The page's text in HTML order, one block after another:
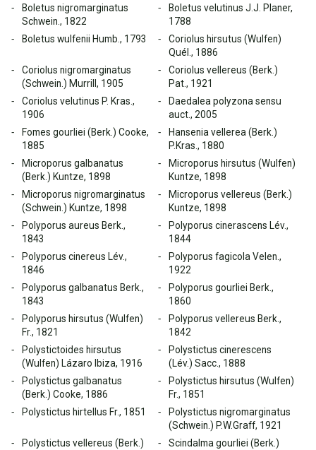
Boletus nigromarginatus
Schwein., 1822
Boletus velutinus J.J. Planer,
1788
Boletus wulfenii Humb., 1793
Coriolus hirsutus (Wulfen)
Quél., 1886
Coriolus nigromarginatus
(Schwein.) Murrill, 1905
Coriolus vellereus (Berk.)
Pat., 1921
Coriolus velutinus P. Kras.,
1906
Daedalea polyzona sensu
auct., 2005
Fomes gourliei (Berk.) Cooke,
1885
Hansenia vellerea (Berk.)
P.Kras., 1880
Microporus galbanatus
(Berk.) Kuntze, 1898
Microporus hirsutus (Wulfen)
Kuntze, 1898
Microporus nigromarginatus
(Schwein.) Kuntze, 1898
Microporus vellereus (Berk.)
Kuntze, 1898
Polyporus aureus Berk.,
1843
Polyporus cinerascens Lév.,
1844
Polyporus cinereus Lév.,
1846
Polyporus fagicola Velen.,
1922
Polyporus galbanatus Berk.,
1843
Polyporus gourliei Berk.,
1860
Polyporus hirsutus (Wulfen)
Fr., 1821
Polyporus vellereus Berk.,
1842
Polystictoides hirsutus
(Wulfen) Lázaro Ibiza, 1916
Polystictus cinerescens
(Lév.) Sacc., 1888
Polystictus galbanatus
(Berk.) Cooke, 1886
Polystictus hirsutus (Wulfen)
Fr., 1851
Polystictus hirtellus Fr., 1851
Polystictus nigromarginatus
(Schwein.) P.W.Graff, 1921
Polystictus vellereus (Berk.)
Scindalma gourliei (Berk.)